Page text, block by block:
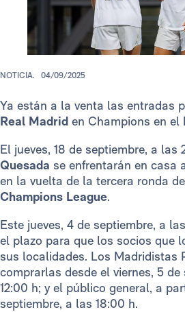
NOTICIA. 04/09/2025
Ya están a la venta las entradas
Real Madrid en Champions en el
El jueves, 18 de septiembre, a las
Quesada se enfrentarán en casa
en la vuelta de la tercera ronda
Champions League.
Este jueves, 4 de septiembre, a
el plazo para que los socios que
sus localidades. Los Madridistas
comprarlas desde el viernes, 5 de
12:00 h; y el público general, a
septiembre, a las 18:00 h.